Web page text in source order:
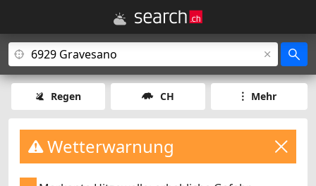
Regen CH Mehr
Wetterwarnung